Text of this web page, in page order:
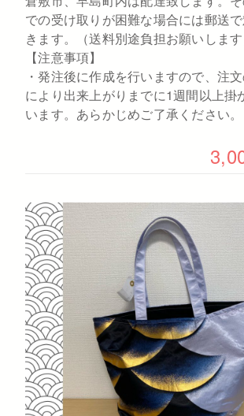
での受け取りが困難な場合には郵送
きます。（送料別途負担お願いします
【注意事項】
・発注後に作成を行いますので、注
により出来上がりまでに1週間以上掛
います。あらかじめご了承ください。